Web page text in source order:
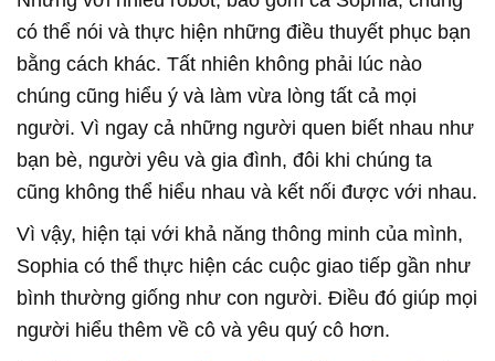
có thể nói và thực hiện những điều thuyết phục bạn
bằng cách khác. Tất nhiên không phải lúc nào
chúng cũng hiểu ý và làm vừa lòng tất cả mọi
người. Vì ngay cả những người quen biết nhau như
bạn bè, người yêu và gia đình, đôi khi chúng ta
cũng không thể hiểu nhau và kết nối được với nhau.
Vì vậy, hiện tại với khả năng thông minh của mình,
Sophia có thể thực hiện các cuộc giao tiếp gần như
bình thường giống như con người. Điều đó giúp mọi
người hiểu thêm về cô và yêu quý cô hơn.